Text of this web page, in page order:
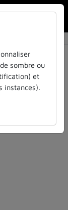
informations
sombre ou
et
instances).